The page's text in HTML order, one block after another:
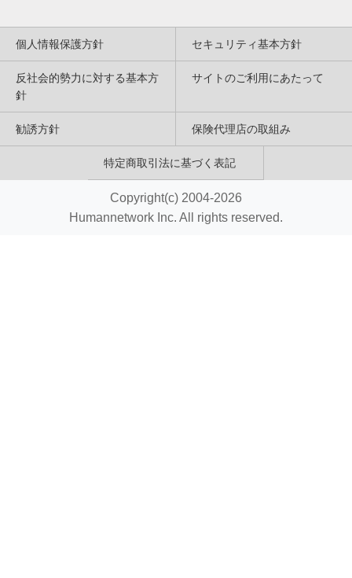
個人情報保護方針 セキュリティ基本方針
反社会的勢力に対する基本方
針
サイトのご利用にあたって
勧誘方針 保険代理店の取組み
特定商取引法に基づく表記
Copyright(c) 2004-2026
Humannetwork Inc. All rights reserved.